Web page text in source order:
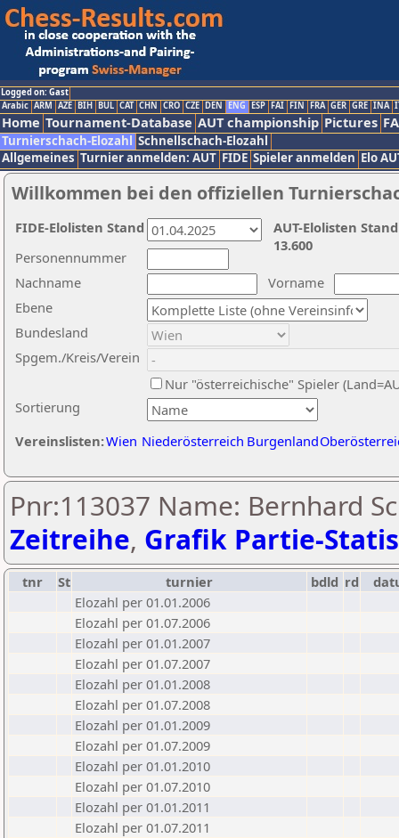
Logged on: Gast
Arabic ARM AZE BIH BUL CAT CHN CRO CZE DEN ENG ESP FAI FIN FRA GER GRE INA
Home Tournament-Database AUT championship Pictures
Turnierschach-Elozahl Schnellschach-Elozahl
Allgemeines Turnier anmelden: AUT FIDE Spieler anmelden Elo
Willkommen bei den offiziellen
Nachname
Vorname
Ebene
Sortierung
Personennummer
Bundesland
Spgem./Kreis/Verein
Nur "österreichische" Spieler
Vereinslisten:Wien Niederösterreich Burgenland
AUT-Elolisten
13.600
FIDE-Elolisten Stand
Pnr:113037 Name: Bernhard
Zeitreihe, Grafik Partie-
tnr St turnier bdld rd
Elozahl per 01.01.2006
Elozahl per 01.07.2006
Elozahl per 01.01.2007
Elozahl per 01.07.2007
Elozahl per 01.01.2008
Elozahl per 01.07.2008
Elozahl per 01.01.2009
Elozahl per 01.07.2009
Elozahl per 01.01.2010
Elozahl per 01.07.2010
Elozahl per 01.01.2011
Elozahl per 01.07.2011